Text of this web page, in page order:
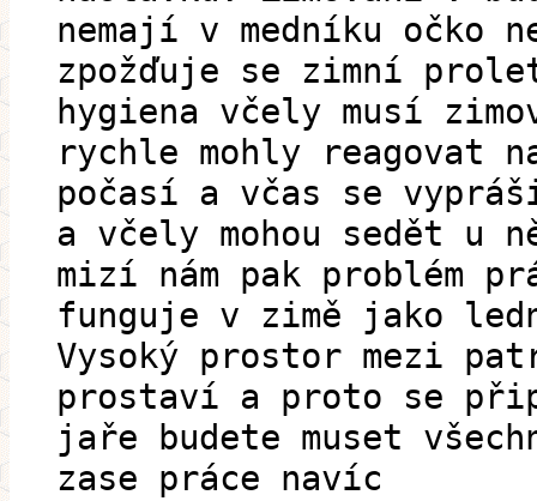
nemají v medníku očko
zpožďuje se zimní
hygiena včely musí
rychle mohly reagovat
počasí a včas se
a včely mohou sedět u
mizí nám pak problém
funguje v zimě jako
Vysoký prostor mezi
prostaví a proto se
jaře budete muset
zase práce navíc